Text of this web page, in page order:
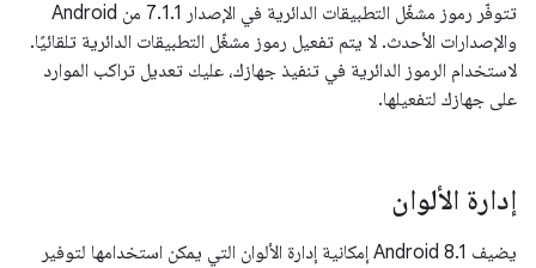
تتوفّر رموز مشغّل التطبيقات الدائرية في الإصدار 7.1.1 من Android
والإصدارات الأحدث. لا يتم تفعيل رموز مشغّل التطبيقات الدائرية تلقائيًا.
لاستخدام الرموز الدائرية في تنفيذ جهازك، عليك تعديل تراكب الموارد
على جهازك لتفعيلها.
إدارة الألوان
يضيف Android 8.1 إمكانية إدارة الألوان التي يمكن استخدامها لتوفير